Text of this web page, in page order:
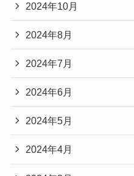
2024年10月
2024年8月
2024年7月
2024年6月
2024年5月
2024年4月